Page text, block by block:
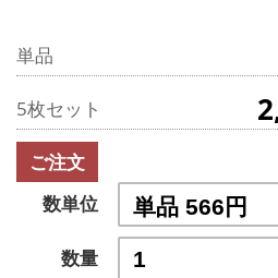
単品
5枚セット
ご注文
数単位
数量